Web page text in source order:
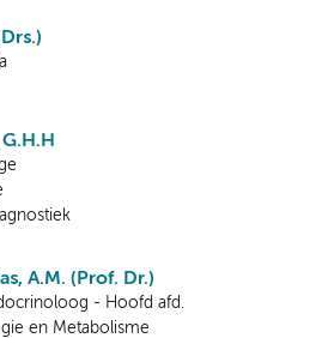
A.M. (Prof. Dr.)
- Hoofd afd.
en Metabolisme